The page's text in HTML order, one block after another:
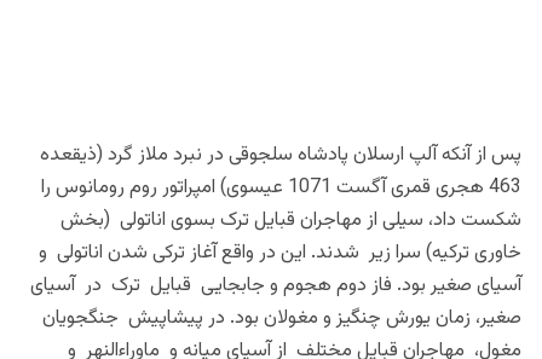
پس از آنکه آلپ ارسلان پادشاه سلجوقی در نبرد ملاز گرد (ذیقعده
463 هجری قمری آگست 1071 عیسوی) امپراتور روم رومانوس را
شکست داد، سیلی از مهاجران قبایل ترک بسوی اناتولی (بخش
خاوری ترکیه) سرا زیر شدند. این در واقع آغاز ترکی شدن اناتولی و
آسیای صغیر بود. فاز دوم هجوم و جابجایی قبایل ترک در آسیای
صغیر، زمان یورش چنگیز و مغولان بود. در پیشاپیش جنگجویان
مغول، مهاجران قبایل مختلف از آسیای میانه و ماوراءالنهر و